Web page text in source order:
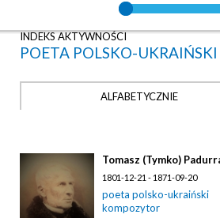
INDEKS AKTYWNOŚCI
POETA POLSKO-UKRAIŃSKI
ALFABETYCZNIE
Tomasz (Tymko)
1801-12-21 - 1871-09-20
poeta polsko-ukraiński
kompozytor